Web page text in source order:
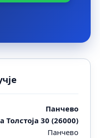
Панчево
Толстоја 30 (26000)
Панчево